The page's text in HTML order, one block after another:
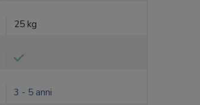
25 kg
3 - 5 anni